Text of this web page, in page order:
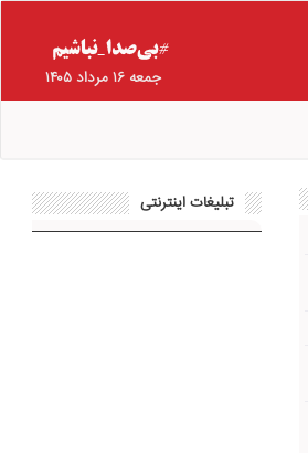
جمعه ۱۶ مرداد ۱۴۰۵
تبلیغات اینترنتی